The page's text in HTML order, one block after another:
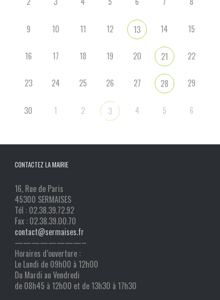
9 10 11 12 13 14 15
16 17 18 19 20 21 22
23 24 25 26 27 28 29
30 1 2 3 4 5 6
CONTACTEZ LA MAIRIE
16, Rue de Paris
45300 SERMAISES
Tél : 02.38.39.72.92
Fax : 02.38.39.00.70
contact@sermaises.fr
————————–
Horaires d’ouverture :
Le Lundi de 09h00 à 12h00
Du Mardi au Vendredi
de 08h45 à 12h00 et de 13h30 à 17h30